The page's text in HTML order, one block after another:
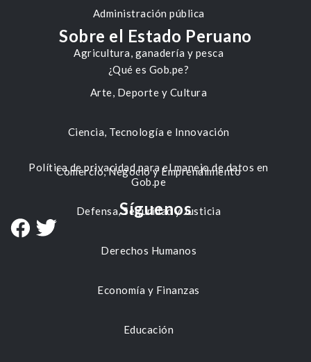
Administración pública
Agricultura, ganadería y pesca
Arte, Deporte y Cultura
Ciencia, Tecnología e Innovación
Comercio, Negocio y Emprendimiento
Defensa, Seguridad y Justicia
Derechos Humanos
Economía y Finanzas
Educación
Sobre el Estado Peruano
¿Qué es Gob.pe?
Política de privacidad para el manejo de datos en
Gob.pe
Síguenos